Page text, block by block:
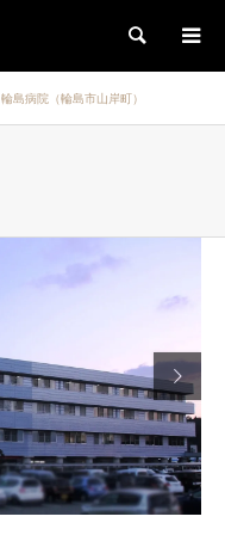
検索
輪島病院（輪島市山岸町）
